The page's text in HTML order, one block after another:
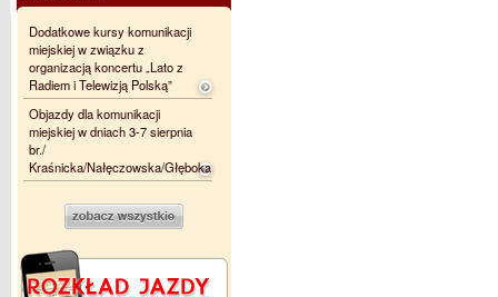
Dodatkowe kursy komunikacji
miejskiej w związku z
organizacją koncertu „Lato z
Radiem i Telewizją Polską”
Objazdy dla komunikacji
miejskiej w dniach 3-7 sierpnia
br./
Kraśnicka/Nałęczowska/Głęboka